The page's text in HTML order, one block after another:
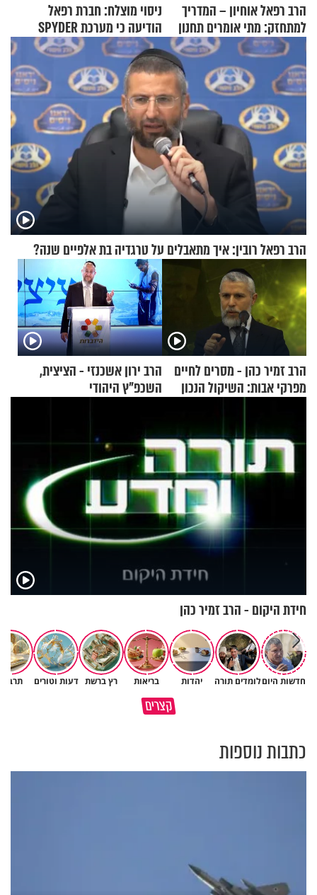
הרב רפאל אוחיון – המדריך
למתחזק: מתי אומרים תחנון
ואיך עולים לתורה?
ניסוי מוצלח: חברת רפאל
הודיעה כי מערכת SPYDER
הצליחה ליירט כטב"ם
הרב רפאל רובין: איך מתאבלים על טרגדיה בת אלפיים שנה?
הרב זמיר כהן - מסרים לחיים
מפרקי אבות: השיקול הנכון
הרב ירון אשכנזי - הציצית,
השכפ"ץ היהודי
חידת היקום - הרב זמיר כהן
חדשות היוםלומדים תורה יהדות בריאות רץ ברשת דעות וטורים
קצרים
כך תשמרו על עצמכם ועל בני
כתבות נוספות